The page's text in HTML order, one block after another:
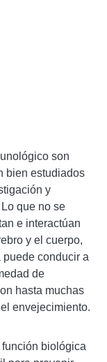
son
bien estudiados
y
que no se
e interactúan
y el cuerpo,
conducir a
de
hasta muchas
envejecimiento.
biológica